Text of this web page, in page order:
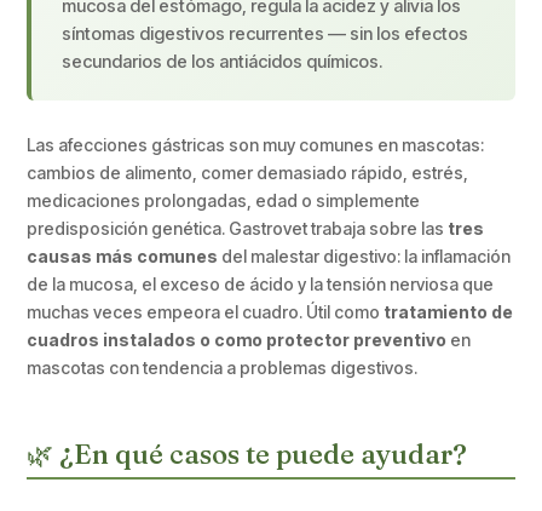
mucosa del estómago, regula la acidez y alivia los
síntomas digestivos recurrentes — sin los efectos
secundarios de los antiácidos químicos.
Las afecciones gástricas son muy comunes en mascotas:
cambios de alimento, comer demasiado rápido, estrés,
medicaciones prolongadas, edad o simplemente
predisposición genética. Gastrovet trabaja sobre las tres
causas más comunes del malestar digestivo: la inflamación
de la mucosa, el exceso de ácido y la tensión nerviosa que
muchas veces empeora el cuadro. Útil como tratamiento de
cuadros instalados o como protector preventivo en
mascotas con tendencia a problemas digestivos.
🌿 ¿En qué casos te puede ayudar?